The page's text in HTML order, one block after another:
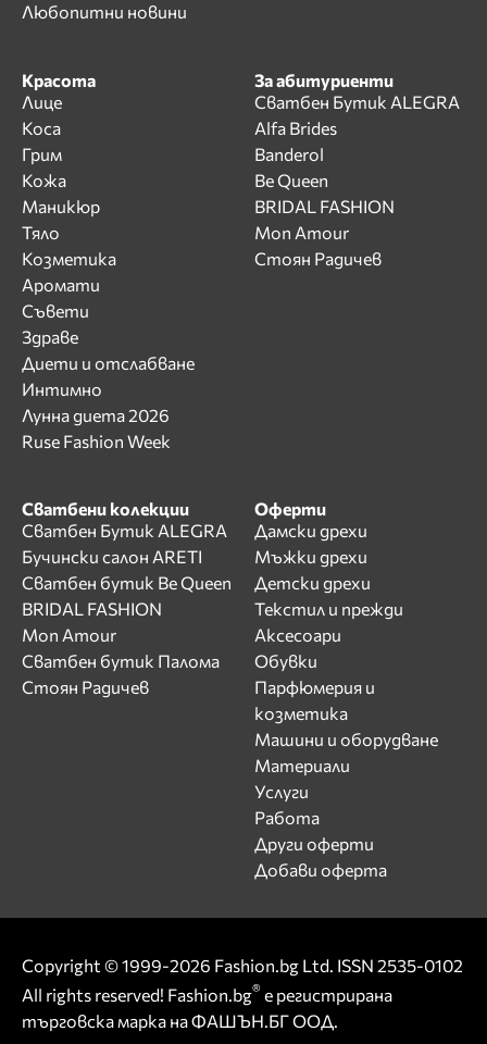
Любопитни новини
Красота
Лице
Коса
Грим
Кожа
Маникюр
Тяло
Козметика
Аромати
Съвети
Здраве
Диети и отслабване
Интимно
Лунна диета 2026
Ruse Fashion Week
За абитуриенти
Сватбен Бутик ALEGRA
Alfa Brides
Banderol
Be Queen
BRIDAL FASHION
Mon Amour
Стоян Радичев
Сватбени колекции
Сватбен Бутик ALEGRA
Бучински салон ARETI
Сватбен бутик Be Queen
BRIDAL FASHION
Mon Amour
Сватбен бутик Палома
Стоян Радичев
Оферти
Дамски дрехи
Мъжки дрехи
Детски дрехи
Текстил и прежди
Аксесоари
Обувки
Парфюмерия и
козметика
Машини и оборудване
Материали
Услуги
Работа
Други оферти
Добави оферта
Copyright © 1999-2026 Fashion.bg Ltd. ISSN 2535-0102
All rights reserved! Fashion.bg® е регистрирана
търговска марка на ФАШЪН.БГ ООД.